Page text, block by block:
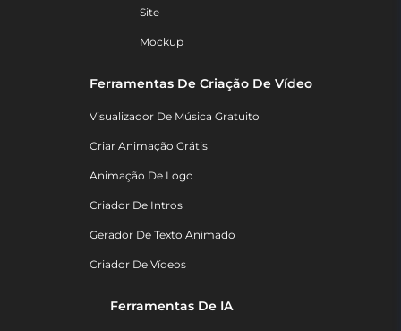
Site
Mockup
Ferramentas De Criação De Vídeo
Visualizador De Música Gratuito
Criar Animação Grátis
Animação De Logo
Criador De Intros
Gerador De Texto Animado
Criador De Vídeos
Ferramentas De IA